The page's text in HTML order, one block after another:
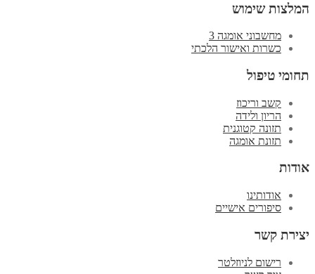
המלצות שימוש
מחשבוני אומגה 3
כשרות ואישור הלכתי
תחומי טיפול
קשב וריכוז
הריון ולידה
תזונה קטוגנית
תזונת אומגה
אודות
אודותינו
סיפורים אישיים
יצירת קשר
רישום לניוזלטר